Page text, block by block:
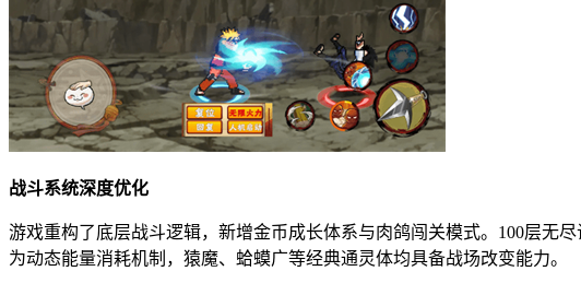
战斗系统深度优化
游戏重构了底层战斗逻辑，新增金币成长体系与肉鸽闯关模式。100层无
为动态能量消耗机制，猿魔、蛤蟆广等经典通灵体均具备战场改变能力。